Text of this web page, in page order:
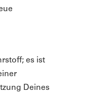
es ist
Deines